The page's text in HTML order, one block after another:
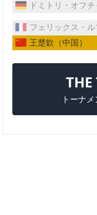
ドミトリ・オフ
フェリックス・
王楚欽（中国）
トーナ